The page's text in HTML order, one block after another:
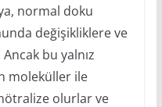
normal doku
değişikliklere ve
bu yalnız
moleküller ile
olurlar ve